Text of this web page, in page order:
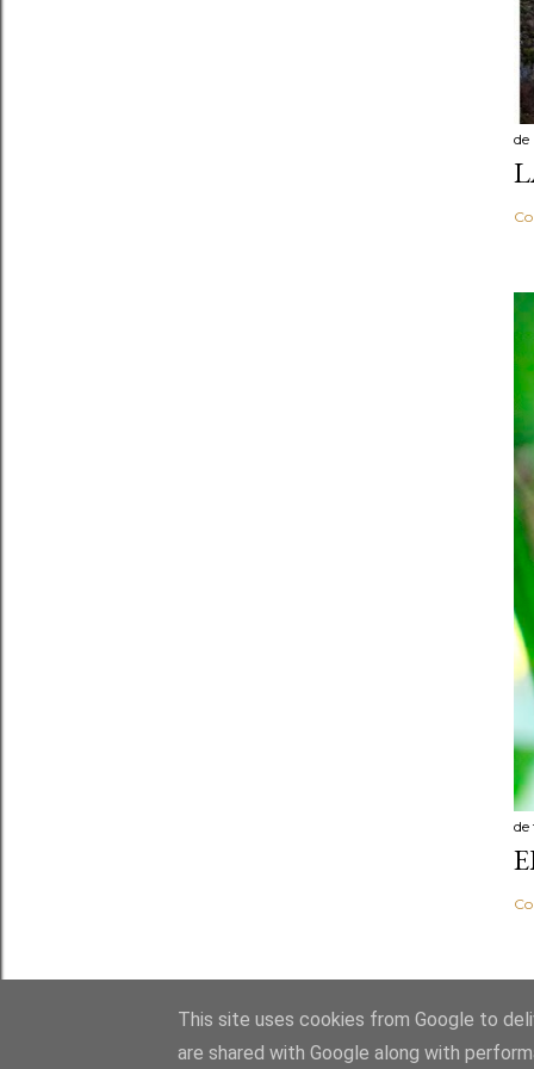
de
de
This site uses cookies from Google to
are shared with Google along with